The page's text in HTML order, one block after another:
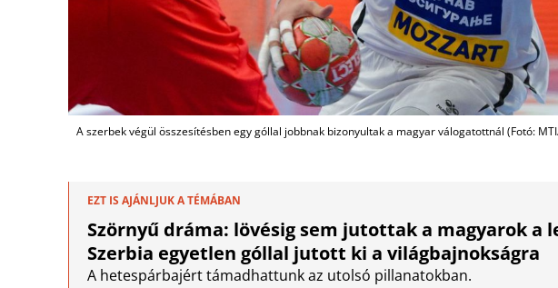
A szerbek végül összesítésben egy góllal jobbnak bizonyultak a magyar válogatottnál (Fotó:
EZT IS AJÁNLJUK A TÉMÁBAN
Szörnyű dráma: lövésig sem jutottak a magyarok a
Szerbia egyetlen góllal jutott ki a világbajnokságra
A hetespárbajért támadhattunk az utolsó pillanatokban.